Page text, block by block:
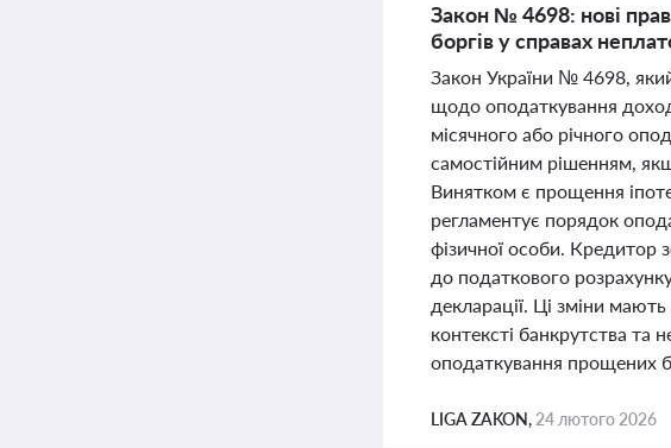
Закон № 4698: нові
боргів у справах
Закон України № 4698,
щодо оподаткування
місячного або річного
самостійним рішенням,
Винятком є прощення
регламентує порядок
фізичної особи. Кредитор
до податкового
декларації. Ці зміни
контексті банкрутства
оподаткування прощених
LIGA ZAKON, 24 лютого 2026